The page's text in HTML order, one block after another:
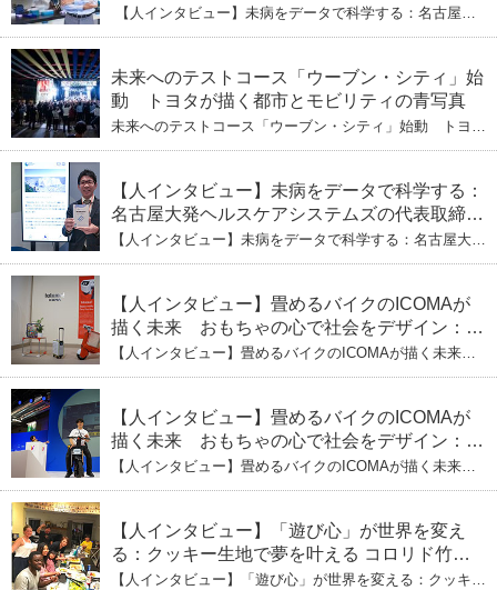
締役社長・瀧本陽介 【下】「人生80年の暇つ
ぶし」を着実に：理系ニートが挑むヘルスケア
【人インタビュー】未病をデータで科学する：名古屋大
発ヘルスケアシステムズの代表取締役社長・瀧本陽介
挑むヘルスケア標準化と海外戦略
未来へのテストコース「ウーブン・シティ」始
動 トヨタが描く都市とモビリティの青写真
未来へのテストコース「ウーブン・シティ」始動 トヨタ
が描く都市とモビリティの青写真
【人インタビュー】未病をデータで科学する：
名古屋大発ヘルスケアシステムズの代表取締役
社長・瀧本陽介 郵送検査で挑む健康の未来
【人インタビュー】未病をデータで科学する：名古屋大発
ヘルスケアシステムズの代表取締役社長・瀧本陽介 郵送
【人インタビュー】畳めるバイクのICOMAが
描く未来 おもちゃの心で社会をデザイン：株
式会社ICOMAの代表取締役・生駒崇光
（下）おもちゃで社会を変える、「トイボック
【人インタビュー】畳めるバイクのICOMAが描く未来
おもちゃの心で社会をデザイン：株式会社ICOMAの代表
イボックス」というデザインメソッド
【人インタビュー】畳めるバイクのICOMAが
描く未来 おもちゃの心で社会をデザイン：株
式会社ICOMAの代表取締役・生駒崇光
（上）「変形」に魅せられたデザイナーの軌
【人インタビュー】畳めるバイクのICOMAが描く未来
おもちゃの心で社会をデザイン：株式会社ICOMAの代表
ーの軌跡
【人インタビュー】「遊び心」が世界を変え
る：クッキー生地で夢を叶える コロリド竹内
ひとみ（下） 起業は「影響力」のため。愛と
【人インタビュー】「遊び心」が世界を変える：クッキー